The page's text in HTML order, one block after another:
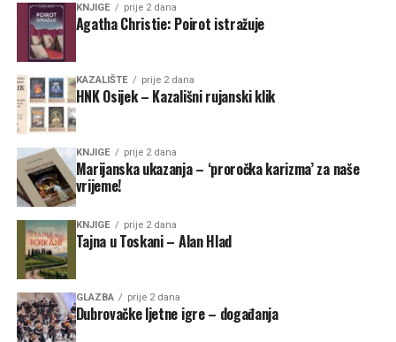
KNJIGE prije 2 dana
Agatha Christie: Poirot istražuje
KAZALIŠTE prije 2 dana
HNK Osijek – Kazališni rujanski klik
KNJIGE prije 2 dana
Marijanska ukazanja – ‘proročka karizma’ za naše
vrijeme!
KNJIGE prije 2 dana
Tajna u Toskani – Alan Hlad
GLAZBA prije 2 dana
Dubrovačke ljetne igre – događanja